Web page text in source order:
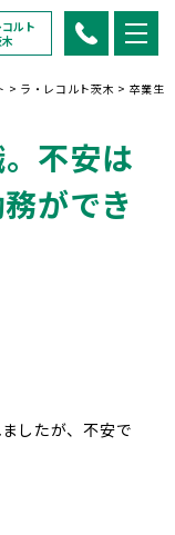
ルト
> ラ・レコルト茨木 > 卒業生
不安は
ができ
したが、不安で